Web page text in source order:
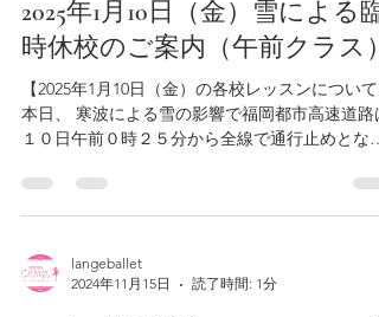
2025年1月10日（金）雪による臨
時休校のご案内（午前クラス）
【2025年1月10日（金）の各校レッスンについて
本日、 寒波による雪の影響で福岡都市高速道路は
１０日午前０時２５分から全線で通行止めとなり
一般路線バス福岡地区は始発より運行見合わせと
なっております。...
langeballet
2024年11月15日
読了時間: 1分